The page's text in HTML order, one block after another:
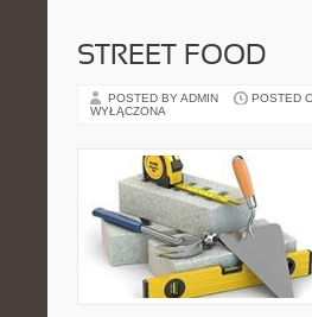
STREET FOOD
POSTED BY ADMIN POSTED
WYŁĄCZONA